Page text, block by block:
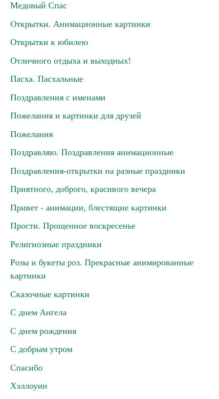
Медовый Спас
Открытки. Анимационные картинки
Открытки к юбилею
Отличного отдыха и выходных!
Пасха. Пасхальные
Поздравления с именами
Пожелания и картинки для друзей
Пожелания
Поздравляю. Поздравления анимационные
Поздравления-открытки на разные праздники
Приятного, доброго, красивого вечера
Привет - анимации, блестящие картинки
Прости. Прощенное воскресенье
Религиозные праздники
Розы и букеты роз. Прекрасные анимированные
картинки
Сказочные картинки
С днем Ангела
С днем рождения
С добрым утром
Спасибо
Хэллоуин